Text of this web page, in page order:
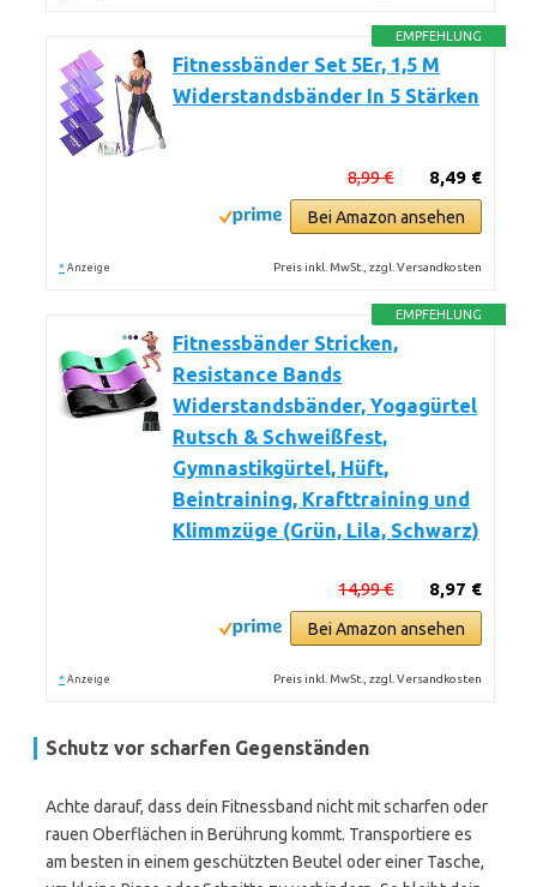
EMPFEHLUNG
Fitnessbänder Set 5Er, 1,5 M
Widerstandsbänder In 5 Stärken
8,49 €
8,99 €
Bei Amazon ansehen
* Anzeige Preis inkl. MwSt., zzgl. Versandkosten
EMPFEHLUNG
Fitnessbänder Stricken,
Resistance Bands
Widerstandsbänder, Yogagürtel
Rutsch & Schweißfest,
Gymnastikgürtel, Hüft,
Beintraining, Krafttraining und
Klimmzüge (Grün, Lila, Schwarz)
8,97 €
14,99 €
Bei Amazon ansehen
* Anzeige Preis inkl. MwSt., zzgl. Versandkosten
Schutz vor scharfen Gegenständen
Achte darauf, dass dein Fitnessband nicht mit scharfen oder
rauen Oberflächen in Berührung kommt. Transportiere es
am besten in einem geschützten Beutel oder einer Tasche,